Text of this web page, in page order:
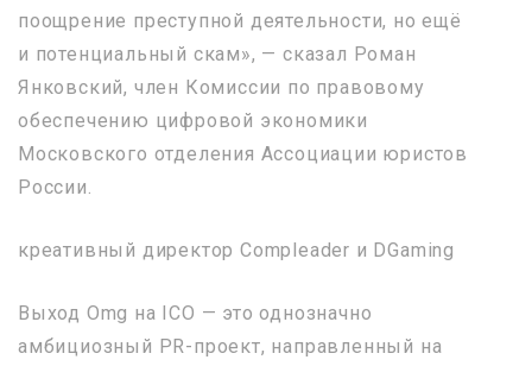
поощрение преступной деятельности, но ещё
и потенциальный скам», — сказал Роман
Янковский, член Комиссии по правовому
обеспечению цифровой экономики
Московского отделения Ассоциации юристов
России.
креативный директор Compleader и DGaming
Выход Omg на ICO — это однозначно
амбициозный PR-проект, направленный на